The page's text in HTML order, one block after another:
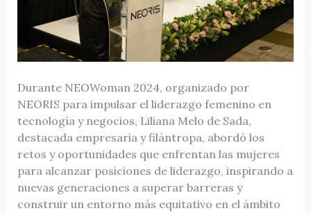
Durante NEOWoman 2024, organizado por
NEORIS para impulsar el liderazgo femenino en
tecnología y negocios, Liliana Melo de Sada,
destacada empresaria y filántropa, abordó los
retos y oportunidades que enfrentan las mujeres
para alcanzar posiciones de liderazgo, inspirando a
nuevas generaciones a superar barreras y
construir un entorno más equitativo en el ámbito